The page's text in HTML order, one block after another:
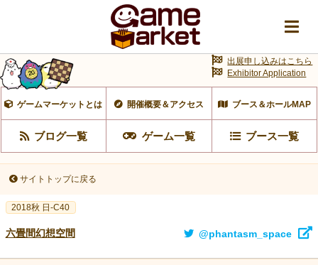
ゲームマーケットとは 開催概要＆アクセス ブース＆ホールMAP
ブログ一覧 ゲーム一覧 ブース一覧
出展申し込みはこちら
Exhibitor Application
サイトトップに戻る
2018秋 日-C40
六畳間幻想空間 @phantasm_space